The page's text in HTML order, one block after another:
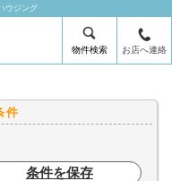
ウジング
物件検索 お店へ連絡
件
条件を保存